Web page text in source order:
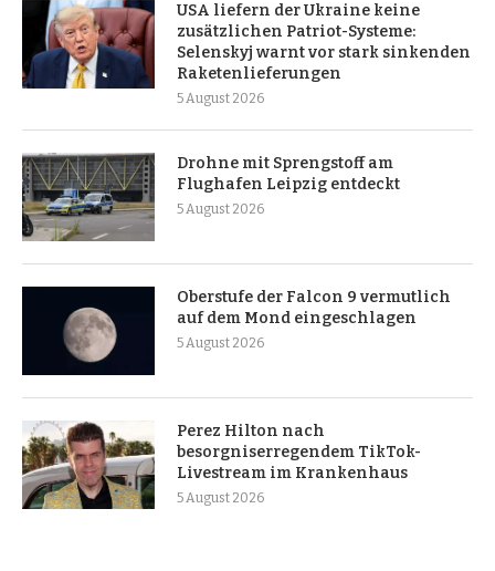
USA liefern der Ukraine keine
zusätzlichen Patriot-Systeme:
Selenskyj warnt vor stark sinkenden
Raketenlieferungen
5 August 2026
Drohne mit Sprengstoff am
Flughafen Leipzig entdeckt
5 August 2026
Oberstufe der Falcon 9 vermutlich
auf dem Mond eingeschlagen
5 August 2026
Perez Hilton nach
besorgniserregendem TikTok-
Livestream im Krankenhaus
5 August 2026